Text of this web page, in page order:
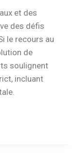
et des
des défis
le recours au
de
soulignent
incluant